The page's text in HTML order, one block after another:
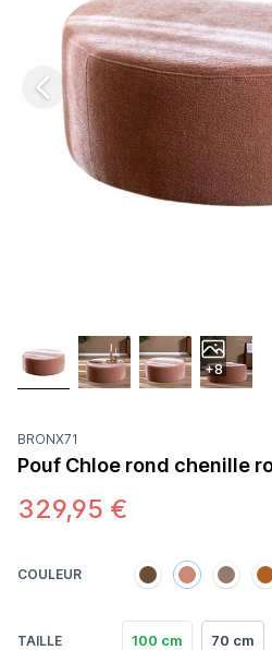
+8
BRONX71
Pouf Chloe rond chenille
329,95 €
COULEUR
TAILLE 100 cm 70 cm